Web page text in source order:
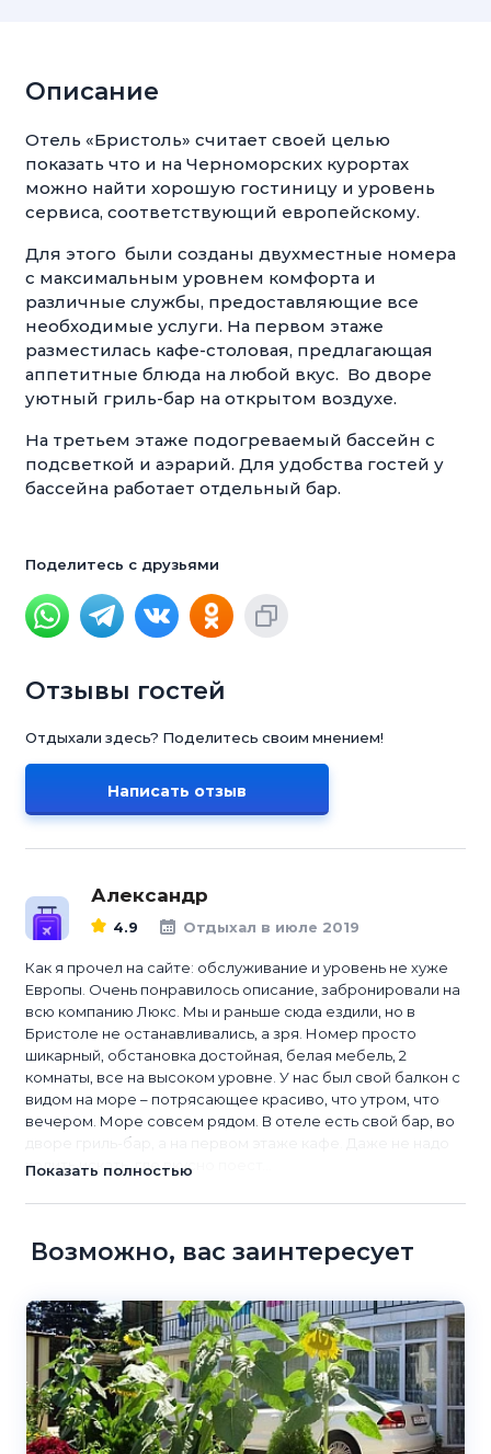
Описание
Отель «Бристоль» считает своей целью
показать что и на Черноморских курортах
можно найти хорошую гостиницу и уровень
сервиса, соответствующий европейскому.
Для этого были созданы двухместные номера
с максимальным уровнем комфорта и
различные службы, предоставляющие все
необходимые услуги. На первом этаже
разместилась кафе-столовая, предлагающая
аппетитные блюда на любой вкус. Во дворе
уютный гриль-бар на открытом воздухе.
На третьем этаже подогреваемый бассейн с
подсветкой и аэрарий. Для удобства гостей у
бассейна работает отдельный бар.
Поделитесь с друзьями
Отзывы гостей
Отдыхали здесь? Поделитесь своим мнением!
Написать отзыв
Александр
4.9 Отдыхал в июле 2019
Как я прочел на сайте: обслуживание и уровень не хуже
Европы. Очень понравилось описание, забронировали на
всю компанию Люкс. Мы и раньше сюда ездили, но в
Бристоле не останавливались, а зря. Номер просто
шикарный, обстановка достойная, белая мебель, 2
комнаты, все на высоком уровне. У нас был свой балкон с
видом на море – потрясающее красиво, что утром, что
вечером. Море совсем рядом. В отеле есть свой бар, во
дворе гриль-бар, а на первом этаже кафе. Даже не надо
ходить искать, где вкусно поест...
Показать полностью
Возможно, вас заинтересует